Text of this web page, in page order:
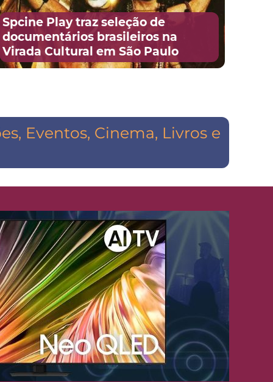
Spcine Play traz seleção de
documentários brasileiros na
Virada Cultural em São Paulo
Eventos, Cinema, Livros e